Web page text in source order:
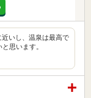
いし、温泉は最高で
思います。